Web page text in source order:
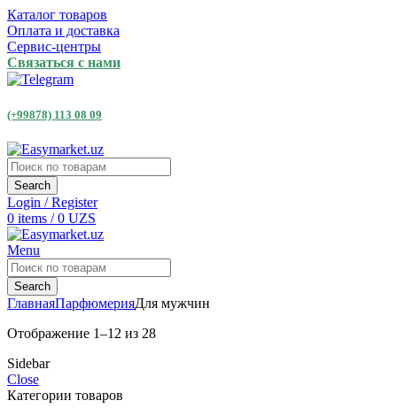
Каталог товаров
Оплата и доставка
Сервис-центры
Связаться с нами
(+99878) 113 08 09
Search
Login / Register
0 items / 0 UZS
Menu
Search
ГлавнаяПарфюмерияДля мужчин
Отображение 1–12 из 28
Sidebar
Close
Категории товаров